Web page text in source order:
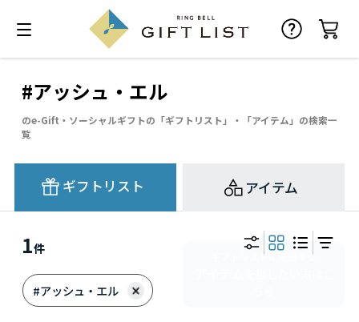
#アッシュ・エル
のe-Gift・ソーシャルギフトの「ギフトリスト」・「アイテム」の検索一
覧
ギフトリスト アイテム
ギフトリストに追加する
1件
#アッシュ・エル